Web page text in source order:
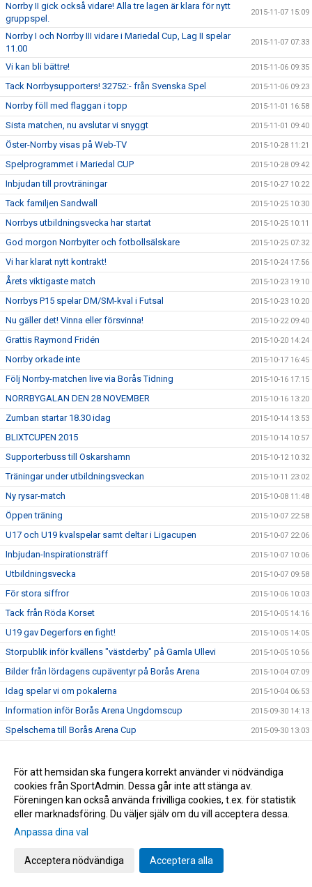
Norrby II gick också vidare! Alla tre lagen är klara för nytt
gruppspel.
2015-11-07 15:09
Norrby I och Norrby III vidare i Mariedal Cup, Lag II spelar
11.00
2015-11-07 07:33
Vi kan bli bättre! 2015-11-06 09:35
Tack Norrbysupporters! 32752:- från Svenska Spel 2015-11-06 09:23
Norrby föll med flaggan i topp 2015-11-01 16:58
Sista matchen, nu avslutar vi snyggt 2015-11-01 09:40
Öster-Norrby visas på Web-TV 2015-10-28 11:21
Spelprogrammet i Mariedal CUP 2015-10-28 09:42
Inbjudan till provträningar 2015-10-27 10:22
Tack familjen Sandwall 2015-10-25 10:30
Norrbys utbildningsvecka har startat 2015-10-25 10:11
God morgon Norrbyiter och fotbollsälskare 2015-10-25 07:32
Vi har klarat nytt kontrakt! 2015-10-24 17:56
Årets viktigaste match 2015-10-23 19:10
Norrbys P15 spelar DM/SM-kval i Futsal 2015-10-23 10:20
Nu gäller det! Vinna eller försvinna! 2015-10-22 09:40
Grattis Raymond Fridén 2015-10-20 14:24
Norrby orkade inte 2015-10-17 16:45
Följ Norrby-matchen live via Borås Tidning 2015-10-16 17:15
NORRBYGALAN DEN 28 NOVEMBER 2015-10-16 13:20
Zumban startar 18.30 idag 2015-10-14 13:53
BLIXTCUPEN 2015 2015-10-14 10:57
Supporterbuss till Oskarshamn 2015-10-12 10:32
Träningar under utbildningsveckan 2015-10-11 23:02
Ny rysar-match 2015-10-08 11:48
Öppen träning 2015-10-07 22:58
U17 och U19 kvalspelar samt deltar i Ligacupen 2015-10-07 22:06
Inbjudan-Inspirationsträff 2015-10-07 10:06
Utbildningsvecka 2015-10-07 09:58
För stora siffror 2015-10-06 10:03
Tack från Röda Korset 2015-10-05 14:16
U19 gav Degerfors en fight! 2015-10-05 14:05
Storpublik inför kvällens "västderby" på Gamla Ullevi 2015-10-05 10:56
Bilder från lördagens cupäventyr på Borås Arena 2015-10-04 07:09
Idag spelar vi om pokalerna 2015-10-04 06:53
Information inför Borås Arena Ungdomscup 2015-09-30 14:13
Spelschema till Borås Arena Cup 2015-09-30 13:03
Bilder från Norrby - Eskilsminne 2015-09-30 12:09
Lottningen till Borås Arena Cup 2015-09-29 15:50
Yarsuvat var skillnaden 2015-09-26 19:36
Veckans match i söderettan!
Norrby bjuder och hjälper flyktingar
Välkomna! Fri entré!
För att hemsidan ska fungera korrekt använder vi nödvändiga
cookies från SportAdmin. Dessa går inte att stänga av.
Föreningen kan också använda frivilliga cookies, t.ex. för statistik
eller marknadsföring. Du väljer själv om du vill acceptera dessa.
Anpassa dina val
Acceptera nödvändiga Acceptera alla